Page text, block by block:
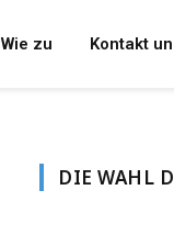
Wie zu Kontakt
DIE WAHL